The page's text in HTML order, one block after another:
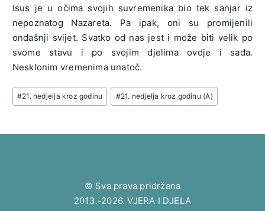
Isus je u očima svojih suvremenika bio tek sanjar iz
nepoznatog Nazareta. Pa ipak, oni su promijenili
ondašnji svijet. Svatko od nas jest i može biti velik po
svome stavu i po svojim djelima ovdje i sada.
Nesklonim vremenima unatoč.
Post
Tags:
#21. nedjelja kroz godinu #21. nedjelja kroz godinu (A)
© Sva prava pridržana
2013.-2026. VJERA I DJELA